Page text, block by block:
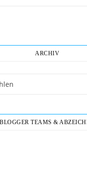
ARCHIV
BLOGGER TEAMS &